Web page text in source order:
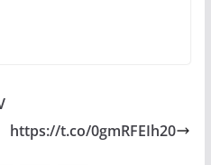
https://t.co/0gmRFEIh20